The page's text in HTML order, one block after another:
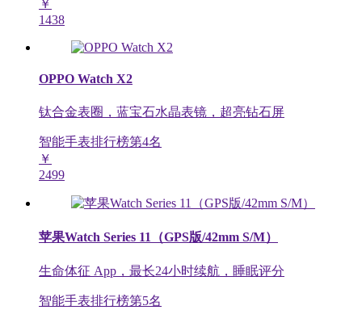
￥
1438
OPPO Watch X2
钛合金表圈，蓝宝石水晶表镜，超亮钻石屏
智能手表排行榜第4名
￥
2499
苹果Watch Series 11（GPS版/42mm S/M）
生命体征 App，最长24小时续航，睡眠评分
智能手表排行榜第5名